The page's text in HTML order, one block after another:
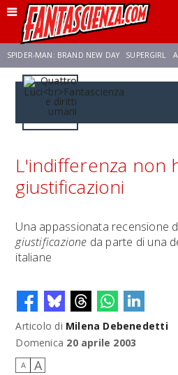
SPIDER-MAN: BRAND NEW DAY SUPERGIRL
FRANCO RICCIARDIELLO
L'indifferenza non
giustificazioni
Una appassionata recensione
giustificazione da parte di una
italiane
Articolo di Milena Debenedetti
Domenica 20 aprile 2003
A A